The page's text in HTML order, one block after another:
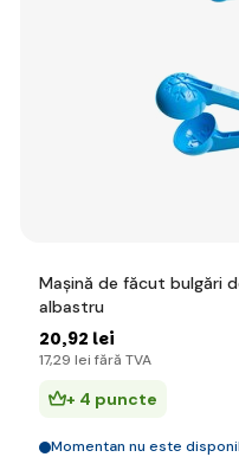
Mașină de făcut bulgări
albastru
20,92 lei
17,29 lei fără TVA
+ 4 puncte
Momentan nu este